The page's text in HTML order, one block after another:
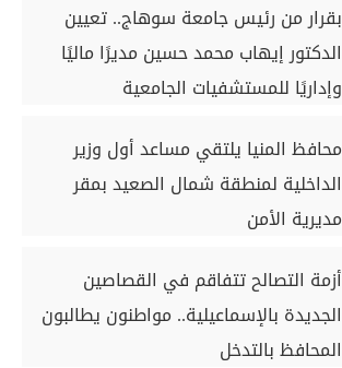
بقرار من رئيس جامعة سوهاج.. تعيين
الدكتور إيهاب محمد حسين مديرًا ماليًا
وإداريًا للمستشفيات الجامعية
محافظ المنيا يلتقي مساعد أول وزير
الداخلية لمنطقة شمال الصعيد بمقر
مديرية الأمن
أزمة التصالح تتفاقم في القصاصين
الجديدة بالإسماعيلية.. مواطنون يطالبون
المحافظ بالتدخل